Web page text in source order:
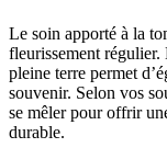
Le soin apporté à la
fleurissement régulier.
pleine terre permet
souvenir. Selon vos
se mêler pour offrir
durable.